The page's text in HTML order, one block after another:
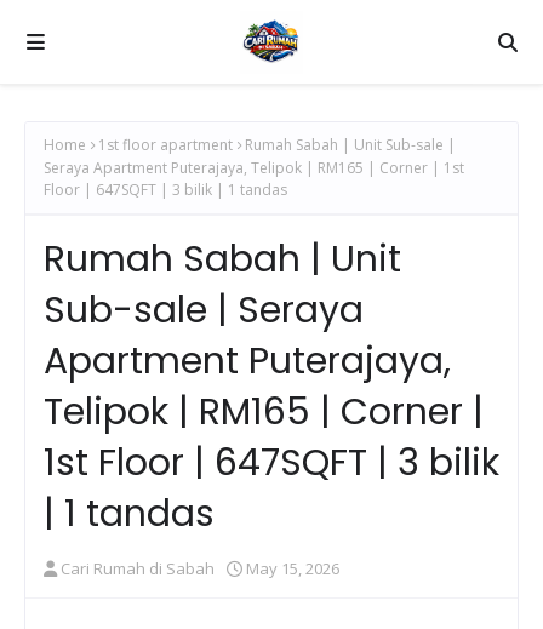
Home 1st floor apartment
Rumah Sabah | Unit Sub-sale |
Seraya Apartment Puterajaya, Telipok | RM165 | Corner | 1st
Floor | 647SQFT | 3 bilik | 1 tandas
Rumah Sabah | Unit
Sub-sale | Seraya
Apartment Puterajaya,
Telipok | RM165 | Corner |
1st Floor | 647SQFT | 3 bilik
| 1 tandas
Cari Rumah di Sabah May 15, 2026